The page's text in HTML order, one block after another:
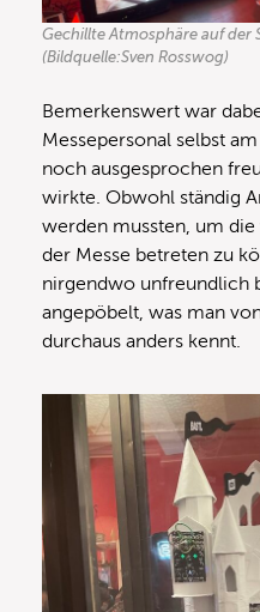
Gechillte Atmosphäre auf der
(Bildquelle:Sven Rosswog)
Bemerkenswert war
Messepersonal selbst
noch ausgesprochen
wirkte. Obwohl ständig
werden mussten, um
der Messe betreten zu
nirgendwo unfreundlich
angepöbelt, was man
durchaus anders kennt.